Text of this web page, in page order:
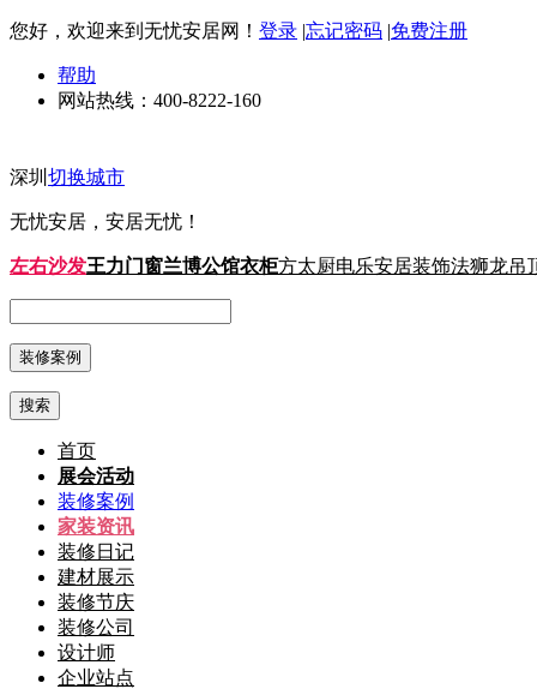
您好，欢迎来到无忧安居网！ 登录 |忘记密码 |免费注册
帮助
网站热线： 400-8222-160
深圳 切换城市
无忧安居，安居无忧！
左右沙发王力门窗兰博公馆衣柜方太厨电乐安居装饰法狮龙吊
搜索
首页
展会活动
装修案例
家装资讯
装修日记
建材展示
装修节庆
装修公司
设计师
企业站点